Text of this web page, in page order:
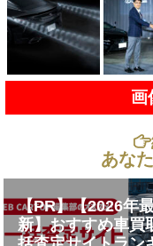
画
あな
【PR】【2026年
新】おすすめ車買